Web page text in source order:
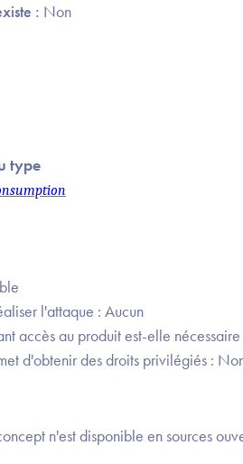
: Non
type
l'attaque : Aucun
accès au produit est-elle
d'obtenir des droits privilégiés :
n'est disponible en sources